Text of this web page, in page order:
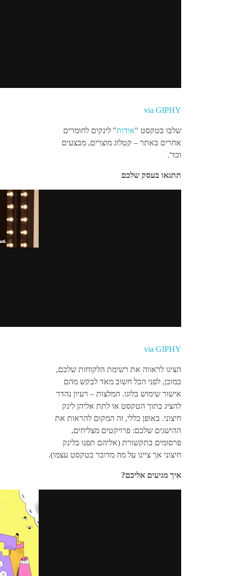
via GIPHY
שלבו בטקסט "אודות" לינקים לחומרים
אחרים באתר – קטלוג מוצרים, מבצעים
וכד'.
תתגאו בעסק שלכם
via GIPHY
הציגו לראווה את רשימת הלקוחות שלכם,
כמובן, לפני הכל חשוב מאד לבקש מהם
אישור שימוש בלוגו. המלצות – רעיון נהדר
להציג בתוך הטקסט או לתת אליהן לינק
חיצוני. באופן כללי, זה המקום להראות את
ההישגים שלכם: פרויקטים מצליחים,
פרסומים בתקשורת (אליהם תפנו בלינק
חיצוני אך ציינו על מה מדובר בטקסט עצמו).
איך מגיעים אליכם?